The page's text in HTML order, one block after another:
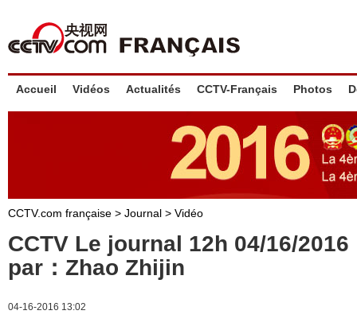
Accueil Vidéos Actualités CCTV-Français Photos
CCTV.com française > Journal > Vidéo
CCTV Le journal 12h 04/16/
par：Zhao Zhijin
04-16-2016 13:02